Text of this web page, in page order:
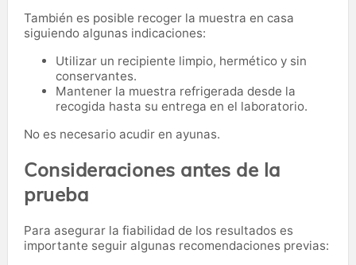
También es posible recoger la muestra en casa
siguiendo algunas indicaciones:
Utilizar un recipiente limpio, hermético y sin
conservantes.
Mantener la muestra refrigerada desde la
recogida hasta su entrega en el laboratorio.
No es necesario acudir en ayunas.
Consideraciones antes de la
prueba
Para asegurar la fiabilidad de los resultados es
importante seguir algunas recomendaciones previas: